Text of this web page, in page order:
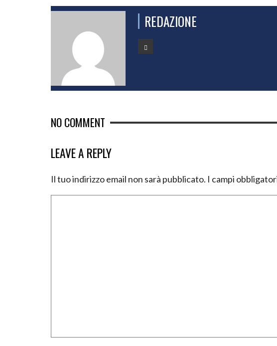
REDAZIONE
NO COMMENT
LEAVE A REPLY
Il tuo indirizzo email non sarà pubblicato. I campi